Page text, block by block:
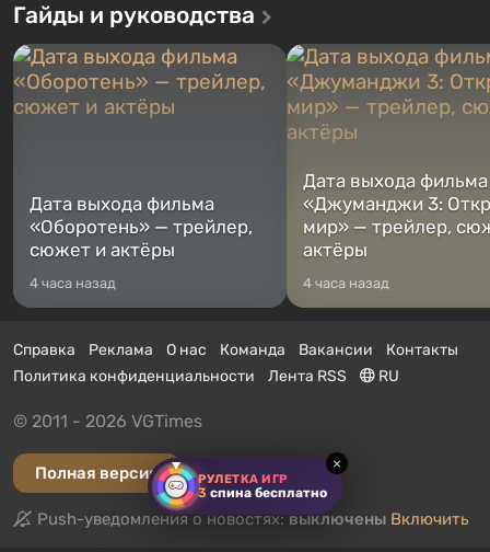
РУЛЕТКА ИГР
3 спина бесплатно
×
Гайды и руководства
Дата выхода фильма
«Оборотень» — трейлер,
сюжет и актёры
4 часа назад
Дата выхода фильма
«Джуманджи 3:
мир» — трейлер,
актёры
4 часа назад
Справка Реклама О нас Команда Вакансии
Контакты
Политика конфиденциальности
Лента RSS RU
© 2011 - 2026 VGTimes
Полная версия
Push-уведомления о новостях:выключены Включить